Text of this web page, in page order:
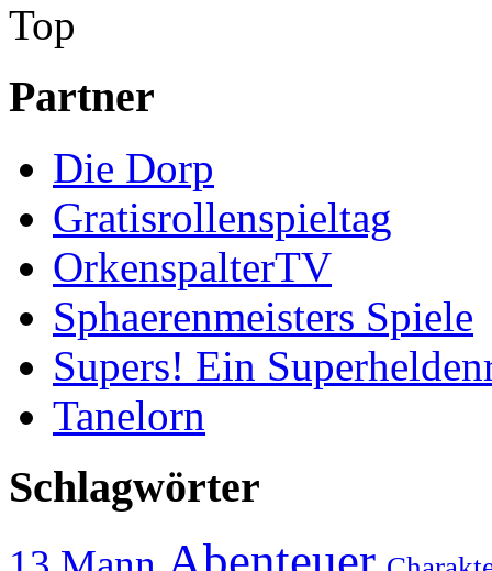
Top
Partner
Die Dorp
Gratisrollenspieltag
OrkenspalterTV
Sphaerenmeisters Spiele
Supers! Ein
Tanelorn
Schlagwörter